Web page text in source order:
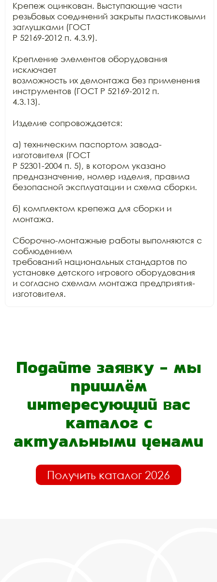
Крепеж оцинкован. Выступающие части
резьбовых соединений закрыты пластиковыми
заглушками (ГОСТ
Р 52169-2012 п. 4.3.9).
Крепление элементов оборудования
исключает
возможность их демонтажа без применения
инструментов (ГОСТ Р 52169-2012 п.
4.3.13).
Изделие сопровождается:
а) техническим паспортом завода-
изготовителя (ГОСТ
Р 52301-2004 п. 5), в котором указано
предназначение, номер изделия, правила
безопасной эксплуатации и схема сборки.
б) комплектом крепежа для сборки и
монтажа.
Сборочно-монтажные работы выполняются с
соблюдением
требований национальных стандартов по
установке детского игрового оборудования
и согласно схемам монтажа предприятия-
изготовителя.
Подайте заявку - мы
пришлём
интересующий вас
каталог с
актуальными ценами
Получить каталог 2026